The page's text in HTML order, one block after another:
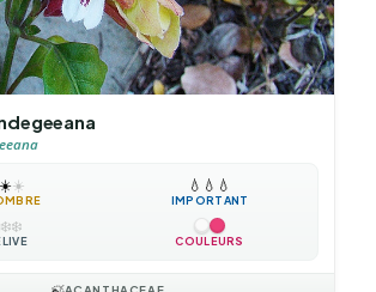
☀️☀️ 💧 💧 💧
IMPORTANT
❄️❄️
COULEURS
ACANTHACEAE